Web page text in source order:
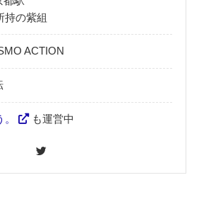
の紫組
ACTION
。 も運営中